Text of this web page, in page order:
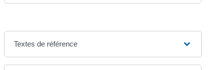
Textes de référence